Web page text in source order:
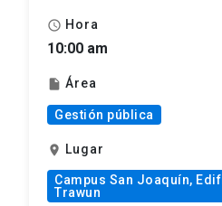
schedule Hora
10:00 am
insert_drive_file Área
Gestión pública
location_on Lugar
Campus San Joaquín,
Trawun